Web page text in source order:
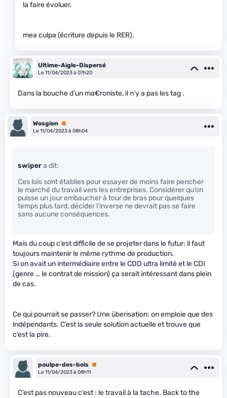
la faire évoluer.
mea culpa (écriture depuis le RER).
Ultime-Aigle-Dispersé
Le 11/04/2023 à 07h20
Dans la bouche d’un ma€roniste, il n’y a pas les tag .
Wosgien
Premium
Le 11/04/2023 à 08h04
swipera dit:
Ces lois sont établies pour essayer de moins faire pencher
le marché du travail vers les entreprises. Considérer qu’on
puisse un jour embaucher à tour de bras pour quelques
temps plus tard, décider l’inverse ne devrait pas se faire
sans aucune conséquences.
Mais du coup c’est difficile de se projeter dans le futur: il faut
toujours maintenir le même rythme de production.
Si on avait un intermédiaire entre le CDD ultra limité et le CDI
(genre … le contrat de mission) ça serait intéressant dans plein
de cas.
Ce qui pourrait se passer? Une überisation: on emploie que des
indépendants. C’est la seule solution actuelle et trouve que
c’est la pire.
poulpe-des-bois Premium
Le 11/04/2023 à 08h11
C’est pas nouveau c’est : le travail à la tache. Back to the